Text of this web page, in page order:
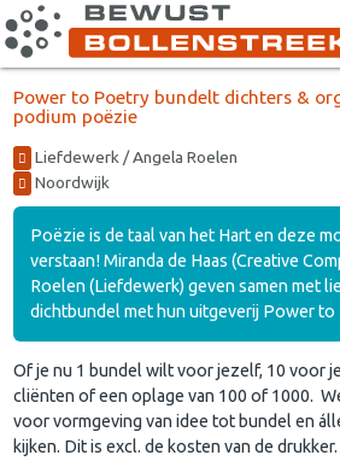
Power to Poetry bundelt dichters &
podium poëzie
Liefdewerk / Angela Roelen
Noordwijk
Poëzie is de taal van het Hart en deze
verstaan! Miranda de Haas (Creative
Roelen (Liefdewerk) geven samen met
dichtbundel met hun uitgeverij Power
Of je nu 1 bundel wilt voor jezelf, 10 voor
cliënten of een oplage van 100 of 1000.
voor vormgeving van idee tot bundel en
kijken. Dit is excl. de kosten van de